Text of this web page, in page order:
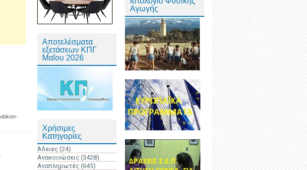
Αποτελέσματα
εξετάσεων ΚΠΓ
Μαΐου 2026
Χρήσιμες
Κατηγορίες
Άδειες (24)
Ανακοινώσεις (3428)
Αναπληρωτές (645)
Αγωγής